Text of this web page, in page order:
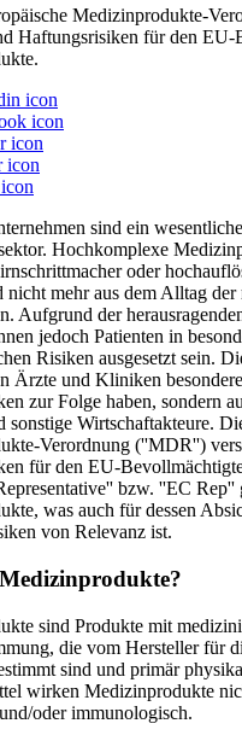
Medizinprodukte-
Haftungsrisiken für den
icon
icon
icon
icon
sind ein
Hochkomplexe
oder
nicht mehr aus dem Alltag
Aufgrund der
jedoch Patienten in
Risiken ausgesetzt sein.
Ärzte und Kliniken
zur Folge haben, sondern
sonstige Wirtschaftakteure.
Verordnung (''MDR'')
für den EU-
bzw. ''EC Rep''
was auch für dessen
von Relevanz ist.
sind Produkte mit
die vom Hersteller für
sind und primär
wirken Medizinprodukte
oder immunologisch.